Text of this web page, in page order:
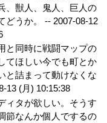
、獣人、鬼人、巨人の
どうか。 -- 2007-08-12
と同時に戦闘マップの
てほしい今でも町とか
と詰まって動けなくな
13 (月) 10:15:38
ィタが欲しい。そうす
節なんか個人でするの